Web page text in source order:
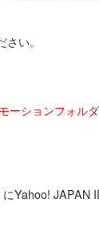
い。
ーションフォル
にYahoo! JAPAN